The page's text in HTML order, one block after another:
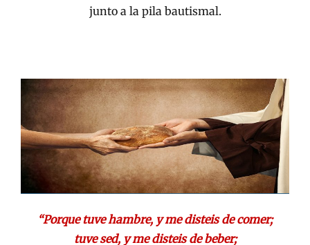
junto a la pila bautismal.
“Porque tuve hambre, y me disteis de comer;
tuve sed, y me disteis de beber;